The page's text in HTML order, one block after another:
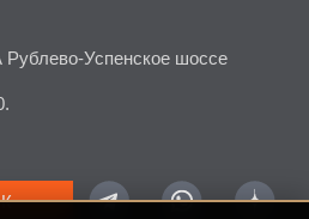
Успенское шоссе